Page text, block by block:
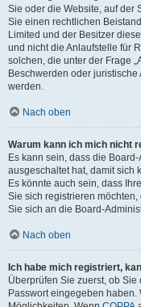
Sie oder die Website, auf der
Sie einen rechtlichen
Limited und der Besitzer
und nicht die Anlaufstelle für
solchen, die unter der Frage
Beschwerden oder
werden.
Nach oben
Warum kann ich mich nicht
Es kann sein, dass die
ausgeschaltet hat, damit sich
Es könnte auch sein, dass
Sie sich registrieren
Sie sich an die Board-
Nach oben
Ich habe mich registriert,
Überprüfen Sie zuerst, ob
Passwort eingegeben